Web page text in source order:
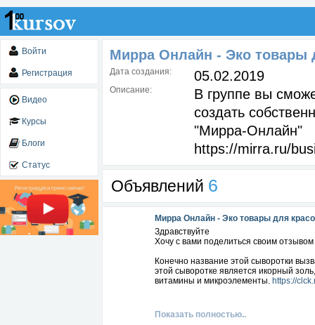
Войти
Регистрация
Видео
Курсы
Блоги
Статус
Мирра Онлайн - Эко товары
Дата создания: 05.02.2019
Описание:
В группе вы
создать
"Мирра-Онлайн"
https://mirra.ru/
Объявлений 6
Мирра Онлайн - Эко товары для
Здравствуйте
Хочу с вами поделиться своим
Конечно название этой сыворотки
этой сыворотке является икорный
витамины и микроэлементы. https://
Показать полностью..